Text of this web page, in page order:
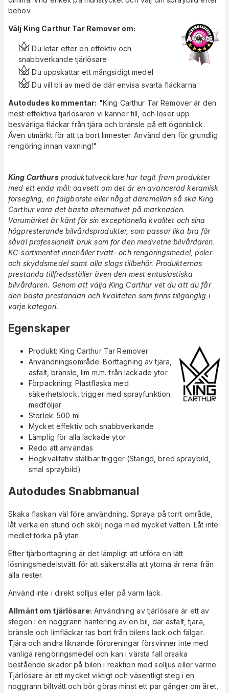
behov.
Välj King Carthur Tar Remover om:
Du letar efter en effektiv och
snabbverkande tjärlösare
Du uppskattar ett mångsidigt medel
Du vill bli av med de där envisa svarta fläckarna
Autodudes kommentar: "King Carthur Tar Remover är den
mest effektiva tjärlösaren vi känner till, och löser upp
besvärliga fläckar från tjära och bränsle på ett ögonblick.
Även utmärkt för att ta bort limrester. Använd den för grundlig
rengöring innan vaxning!"
King Carthursproduktutvecklare har tagit fram produkter
med ett enda mål: oavsett om det är en avancerad keramisk
försegling, en fälgborste eller något däremellan så ska King
Carthur vara det bästa alternativet på marknaden.
Varumärket är känt för sin exceptionella kvalitet och sina
högpresterande bilvårdsprodukter, som passar lika bra för
såväl professionellt bruk som för den medvetne bilvårdaren.
KC-sortimentet innehåller tvätt- och rengöringsmedel, poler-
och skyddsmedel samt alla slags tillbehör. Produkternas
prestanda tillfredsställer även den mest entusiastiska
bilvårdaren. Genom att välja King Carthur vet du att du får
den bästa prestandan och kvaliteten som finns tillgänglig i
varje kategori.
Egenskaper
Produkt: King Carthur Tar Remover
Användningsområde: Borttagning av tjära,
asfalt, bränsle, lim m.m. från lackade ytor
Förpackning: Plastflaska med
säkerhetslock,trigger med sprayfunktion
medföljer
Storlek: 500 ml
Mycket effektiv och snabbverkande
Lämplig för alla lackade ytor
Redo att användas
Högkvalitativ ställbar trigger (Stängd, bred spraybild,
smal spraybild)
Autodudes Snabbmanual
Skaka flaskan väl före användning. Spraya på torrt område,
låt verka en stund och skölj noga med mycket vatten. Låt inte
medlet torka på ytan.
Efter tjärborttagning är det lämpligt att utföra en lätt
lösningsmedelstvätt för att säkerställa att ytorna är rena från
alla rester.
Använd inte i direkt solljus eller på varm lack.
Allmänt om tjärlösare: Användning av tjärlösare är ett av
stegen i en noggrann hantering av en bil, där asfalt, tjära,
bränsle och limfläckar tas bort från bilens lack och fälgar.
Tjära och andra liknande föroreningar försvinner inte med
vanliga rengöringsmedel och kan i värsta fall orsaka
bestående skador på bilen i reaktion med solljus eller värme.
Tjärlösare är ett mycket viktigt och väsentligt steg i en
noggrann biltvätt och bör göras minst ett par gånger om året,